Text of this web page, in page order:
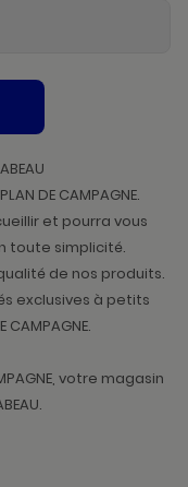
DE CAMPAGNE.
et pourra vous
toute simplicité.
de nos produits.
exclusives à petits
votre magasin